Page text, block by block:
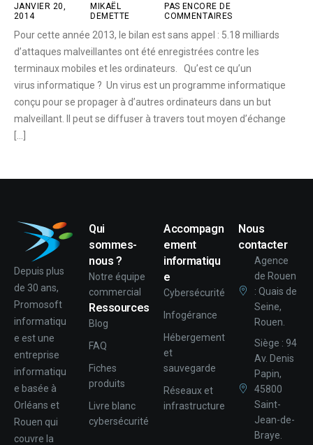
JANVIER 20,
2014
MIKAËL
DEMETTE
PAS ENCORE DE
COMMENTAIRES
Pour cette année 2013, le bilan est sans appel : 5.18 milliards
d’attaques malveillantes ont été enregistrées contre les
terminaux mobiles et les ordinateurs. Qu’est ce qu’un
virus informatique ? Un virus est un programme informatique
conçu pour se propager à d’autres ordinateurs dans un but
malveillant. Il peut se diffuser à travers tout moyen d’échange
Depuis plus
de 30 ans,
Promosoft
informatiqu
e est une
entreprise
informatiqu
e basée à
Orléans et
Rouen qui
couvre la
Qui
sommes-
nous ?
Notre équipe
commercial
Ressources
Blog
FAQ
Fiches
produits
Livre blanc
cybersécurité
Accompagn
ement
informatiqu
e
Cybersécurité
Infogérance
Hébergement
et
sauvegarde
Réseaux et
infrastructure
Nous
contacter
Agence
de Rouen
: Quais de
Seine,
Rouen.
Siège : 94
Av. Denis
Papin,
45800
Saint-
Jean-de-
Braye.